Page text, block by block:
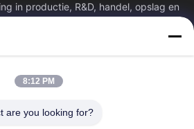
in productie, R&D, handel, opslag en
Over Ons
Kwaliteitscontrole
8:12 PM
are you looking for?